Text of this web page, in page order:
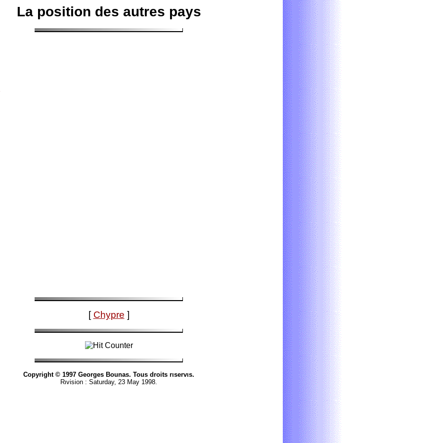
La position des autres pays
[ Chypre ]
Copyright © 1997 Georges Bounas. Tous droits rιservιs.
Rιvision : Saturday, 23 May 1998.